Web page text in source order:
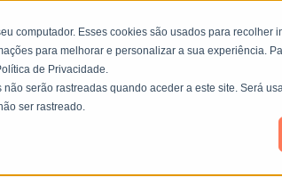
computador. Esses cookies são usados para recolher
para melhorar e personalizar a sua experiência.
de Privacidade.
não serão rastreadas quando aceder a este site. Será
ser rastreado.